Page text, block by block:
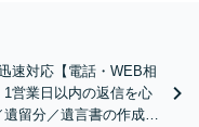
速対応【電話・WEB相
営業日以内の返信を心
留分／遺言書の作成・